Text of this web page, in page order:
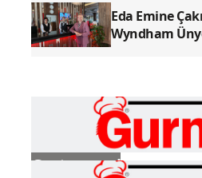
Eda Emine
Wyndham
Gastronomi